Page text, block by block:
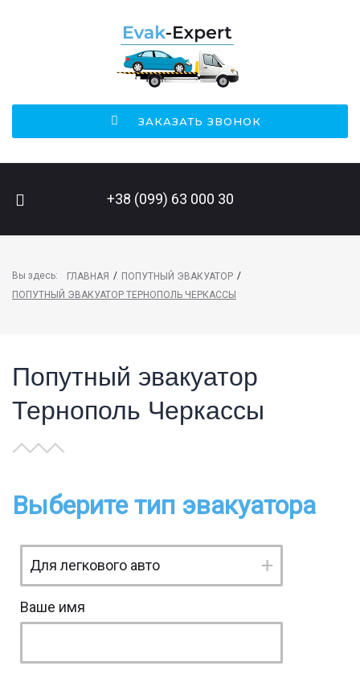
ЗАКАЗАТЬ ЗВОНОК
+38 (099) 63 000 30
Вы здесь: ГЛАВНАЯ / ПОПУТНЫЙ ЭВАКУАТОР /
ПОПУТНЫЙ ЭВАКУАТОР ТЕРНОПОЛЬ ЧЕРКАССЫ
Попутный эвакуатор
Тернополь Черкассы
Выберите тип эвакуатора
Ваше имя
ПОИСК НА САЙТЕ